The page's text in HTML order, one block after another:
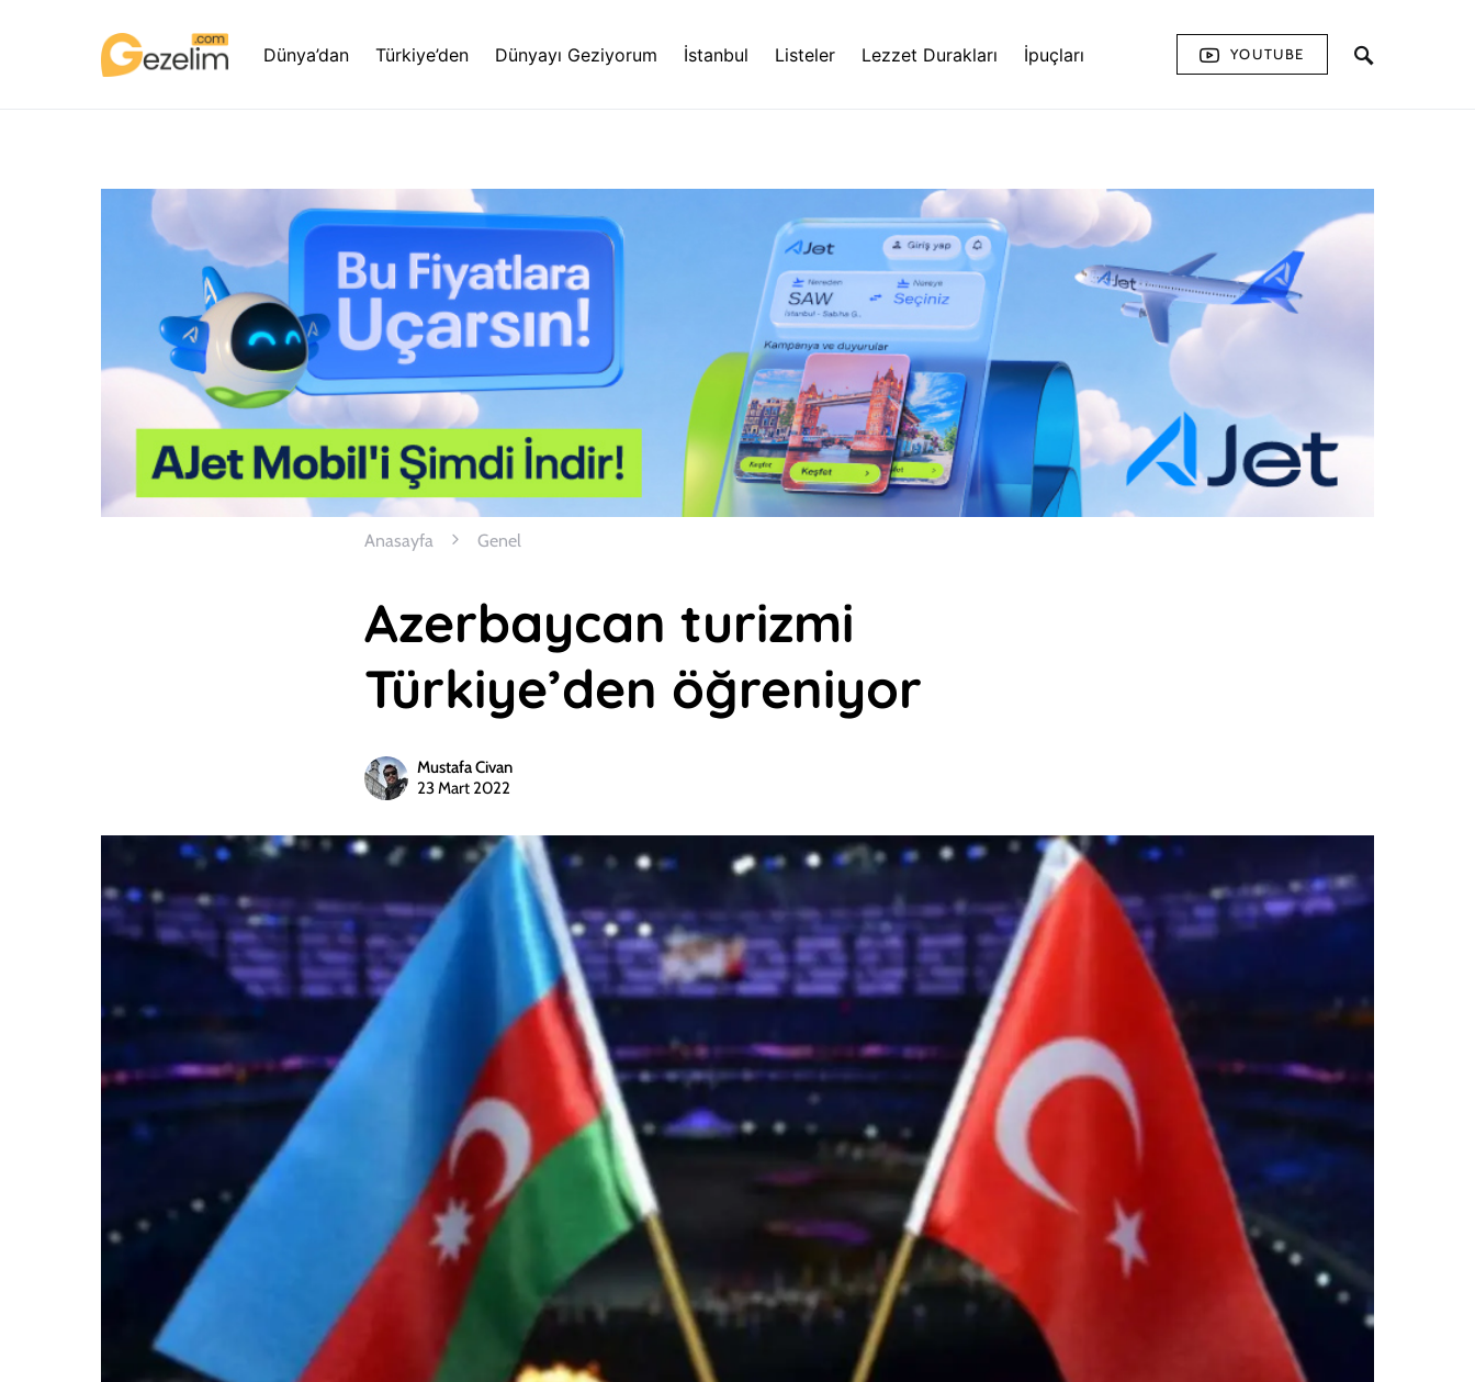
Dünya’dan Türkiye’den Dünyayı Geziyorum İstanbul Listeler Lezzet Durakları İpuçları YOUTUBE
Anasayfa Genel
Azerbaycan turizmi
Türkiye’den öğreniyor
Mustafa Civan
23 Mart 2022